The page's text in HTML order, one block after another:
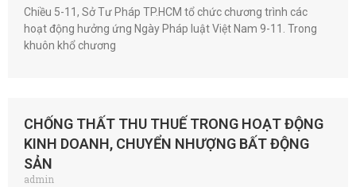
Chiều 5-11, Sở Tư Pháp TP.HCM tổ chức chương trình các
hoạt động hưởng ứng Ngày Pháp luật Việt Nam 9-11. Trong
khuôn khổ chương
CHỐNG THẤT THU THUẾ TRONG HOẠT ĐỘNG
KINH DOANH, CHUYỂN NHƯỢNG BẤT ĐỘNG
SẢN
admin